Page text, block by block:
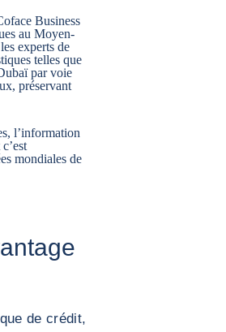
Business
au Moyen-
experts de
telles que
par voie
préservant
l’information
mondiales de
de crédit,